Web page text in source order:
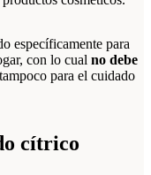
específicamente para
con lo cual no debe
para el cuidado
cítrico